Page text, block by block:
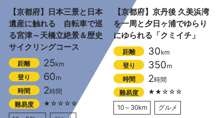
【京都府】日本三景と日本
遺産に触れる 自転車で巡
る宮津～天橋立絶景＆歴史
サイクリングコース
距離 25km
登り
60m
時間
2時間
難易度
★☆☆☆☆
【京都府】京丹後 久美浜湾
を一周と夕日ヶ浦でゆらり
にゆられる「クミイチ」
距離 30km
登り
350m
時間
2時間
難易度
★★☆☆☆
10～30km
グルメ